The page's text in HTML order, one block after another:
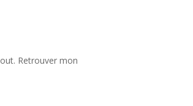
Retrouver mon